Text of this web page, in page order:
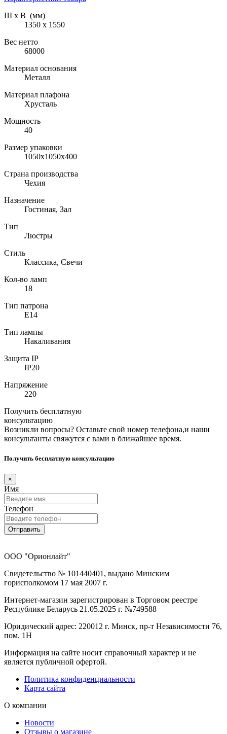
Ш х В (мм)
1350 х 1550
Вес нетто
68000
Материал основания
Металл
Материал плафона
Хрусталь
Мощность
40
Размер упаковки
1050x1050x400
Страна производства
Чехия
Назначение
Гостиная, Зал
Тип
Люстры
Стиль
Классика, Свечи
Кол-во ламп
18
Тип патрона
E14
Тип лампы
Накаливания
Защита IP
IP20
Напряжение
220
Получить бесплатную
консультацию
Возникли вопросы? Оставьте свой номер телефона,и наши
консультанты свяжутся с вами в ближайшее время.
Получить бесплатную консультацию
×
Имя
Телефон
Отправить
ООО "Орионлайт"
Свидетельство № 101440401, выдано Минским
горисполкомом 17 мая 2007 г.
Интернет-магазин зарегистрирован в Торговом реестре
Республике Беларусь 21.05.2025 г. №749588
Юридический адрес: 220012 г. Минск, пр-т Независимости 76,
пом. 1Н
Информация на сайте носит справочный характер и не
является публичной офертой.
Политика конфиденциальности
Карта сайта
О компании
Новости
Отзывы о магазине